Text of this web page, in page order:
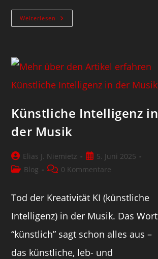
Weiterlesen
Künstliche Intelligenz in
der Musik
Elias J. Niemietz
5. Juni 2025
Blog
0 Kommentare
Tod der Kreativität KI (künstliche
Intelligenz) in der Musik. Das Wort
“künstlich” sagt schon alles aus –
das künstliche, leb- und